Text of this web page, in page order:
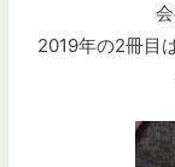
2019年の2冊目